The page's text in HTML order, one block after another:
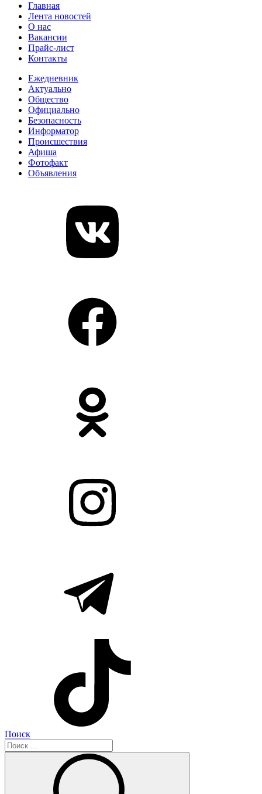
Главная
Лента новостей
О нас
Вакансии
Прайс-лист
Контакты
Ежедневник
Актуально
Общество
Официально
Безопасность
Информатор
Происшествия
Афиша
Фотофакт
Объявления
Поиск